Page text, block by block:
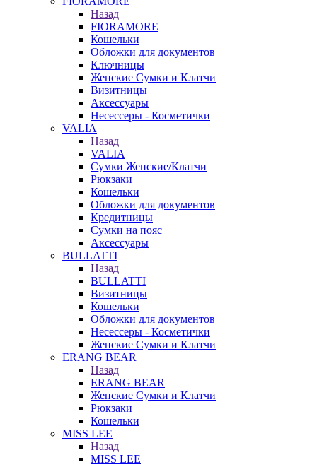
Назад
FIORAMORE
Кошельки
Обложки для документов
Ключницы
Женские Сумки и Клатчи
Визитницы
Аксессуары
Несессеры - Косметички
VALIA
Назад
VALIA
Сумки Женские/Клатчи
Рюкзаки
Кошельки
Обложки для документов
Кредитницы
Сумки на пояс
Аксессуары
BULLATTI
Назад
BULLATTI
Визитницы
Кошельки
Обложки для документов
Несессеры - Косметички
Женские Сумки и Клатчи
ERANG BEAR
Назад
ERANG BEAR
Женские Сумки и Клатчи
Рюкзаки
Кошельки
MISS LEE
Назад
MISS LEE